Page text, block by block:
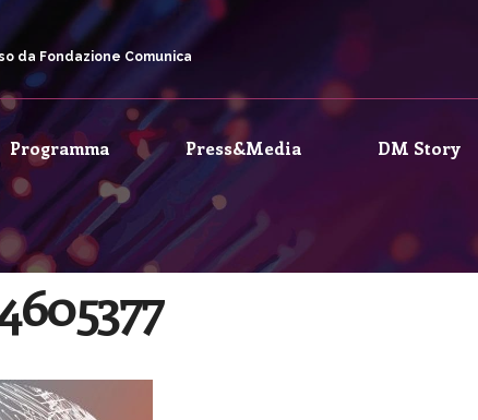
da Fondazione Comunica
Programma Press&Media DM Story